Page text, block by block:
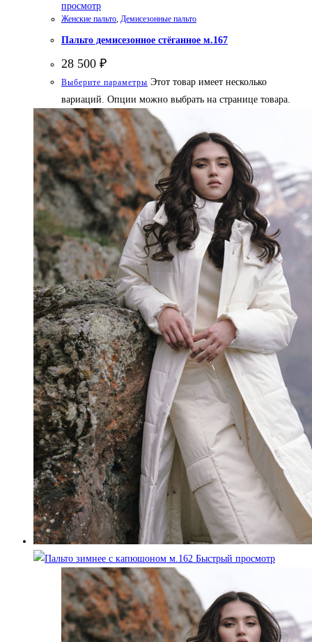
просмотр
Женские пальто, Демисезонные пальто
Пальто демисезонное стёганное м.167
28 500 ₽
Выберите параметры Этот товар имеет несколько
вариаций. Опции можно выбрать на странице товара.
Быстрый просмотр